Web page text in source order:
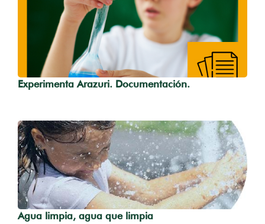
Experimenta Arazuri. Documentación.
Agua limpia, agua que limpia